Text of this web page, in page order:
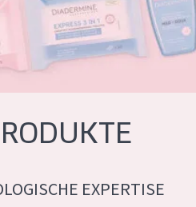
EXPERTISE